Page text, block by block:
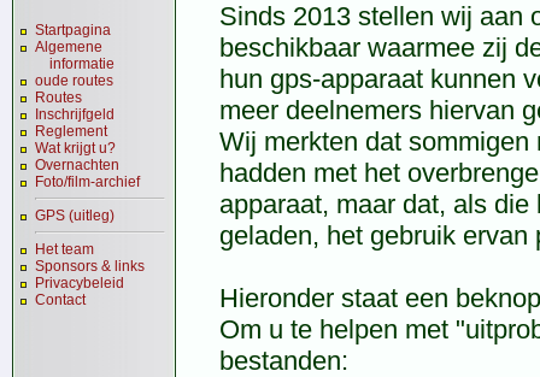
Startpagina
Algemene
informatie
oude routes
Routes
Inschrijfgeld
Reglement
Wat krijgt u?
Overnachten
Foto/film-archief
GPS (uitleg)
Het team
Sponsors & links
Privacybeleid
Contact
Sinds 2013 stellen wij aan
beschikbaar waarmee zij
hun gps-apparaat kunnen
meer deelnemers hiervan
Wij merkten dat
hadden met het
apparaat, maar dat, als
geladen, het gebruik
Hieronder staat een
Om u te helpen met
bestanden: